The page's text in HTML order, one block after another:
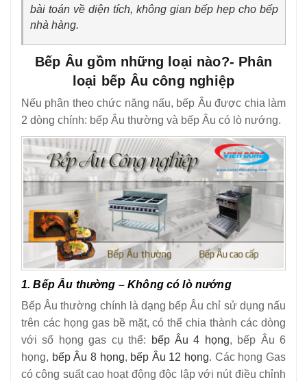
bài toán về diện tích, không gian bếp hẹp cho bếp
nhà hàng.
Bếp Âu gồm những loại nào?- Phân
loại bếp Âu công nghiệp
Nếu phân theo chức năng nấu, bếp Âu được chia làm
2 dòng chính: bếp Âu thường và bếp Âu có lò nướng.
1. Bếp Âu thường – Không có lò nướng
Bếp Âu thường chính là dạng bếp Âu chỉ sử dụng nấu
trên các họng gas bề mặt, có thể chia thành các dòng
với số họng gas cụ thể:
bếp Âu 4 họng, bếp Âu 6
họng, bếp Âu 8 họng, bếp Âu 12 họng. Các họng Gas
có công suất cao hoạt động độc lập với nút điều chỉnh